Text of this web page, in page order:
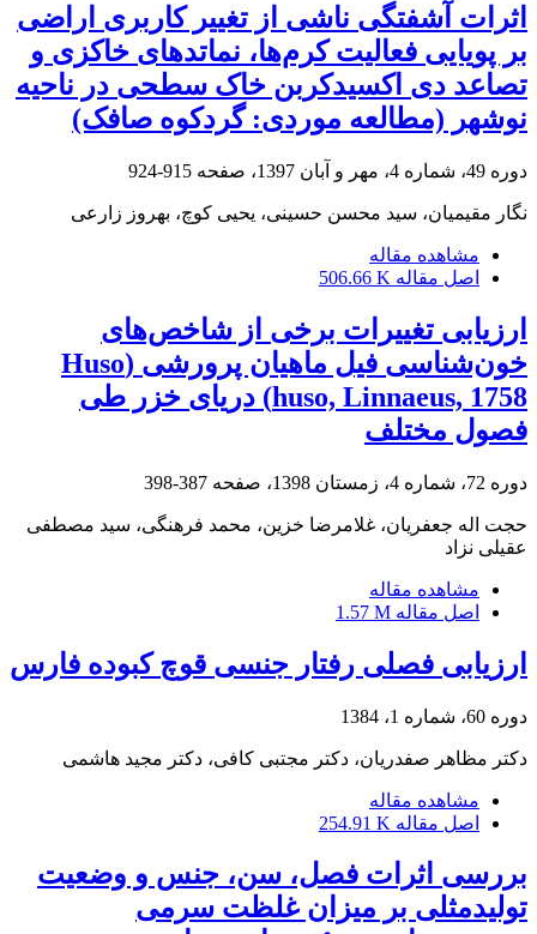
اثرات آشفتگی ناشی از تغییر کاربری اراضی
بر پویایی فعالیت کرم‌ها، نماتدهای خاکزی و
تصاعد دی اکسیدکربن خاک سطحی در ناحیه
نوشهر (مطالعه موردی: گردکوه صافک)
دوره 49، شماره 4، مهر و آبان 1397، صفحه 915-924
نگار مقیمیان، سید محسن حسینی، یحیی کوچ، بهروز زارعی
مشاهده مقاله
اصل مقاله 506.66 K
ارزیابی تغییرات برخی از شاخص‌های
خون‌شناسی فیل ماهیان پرورشی (Huso
huso, Linnaeus, 1758) دریای خزر طی
فصول مختلف
دوره 72، شماره 4، زمستان 1398، صفحه 387-398
حجت اله جعفریان، غلامرضا خزین، محمد فرهنگی، سید مصطفی
عقیلی نزاد
مشاهده مقاله
اصل مقاله 1.57 M
ارزیابی فصلی رفتار جنسی قوچ کبوده فارس
دوره 60، شماره 1، 1384
دکتر مظاهر صفدریان، دکتر مجتبی کافی، دکتر مجید هاشمی
مشاهده مقاله
اصل مقاله 254.91 K
بررسی اثرات فصل، سن، جنس و وضعیت
تولیدمثلی بر میزان غلظت سرمی